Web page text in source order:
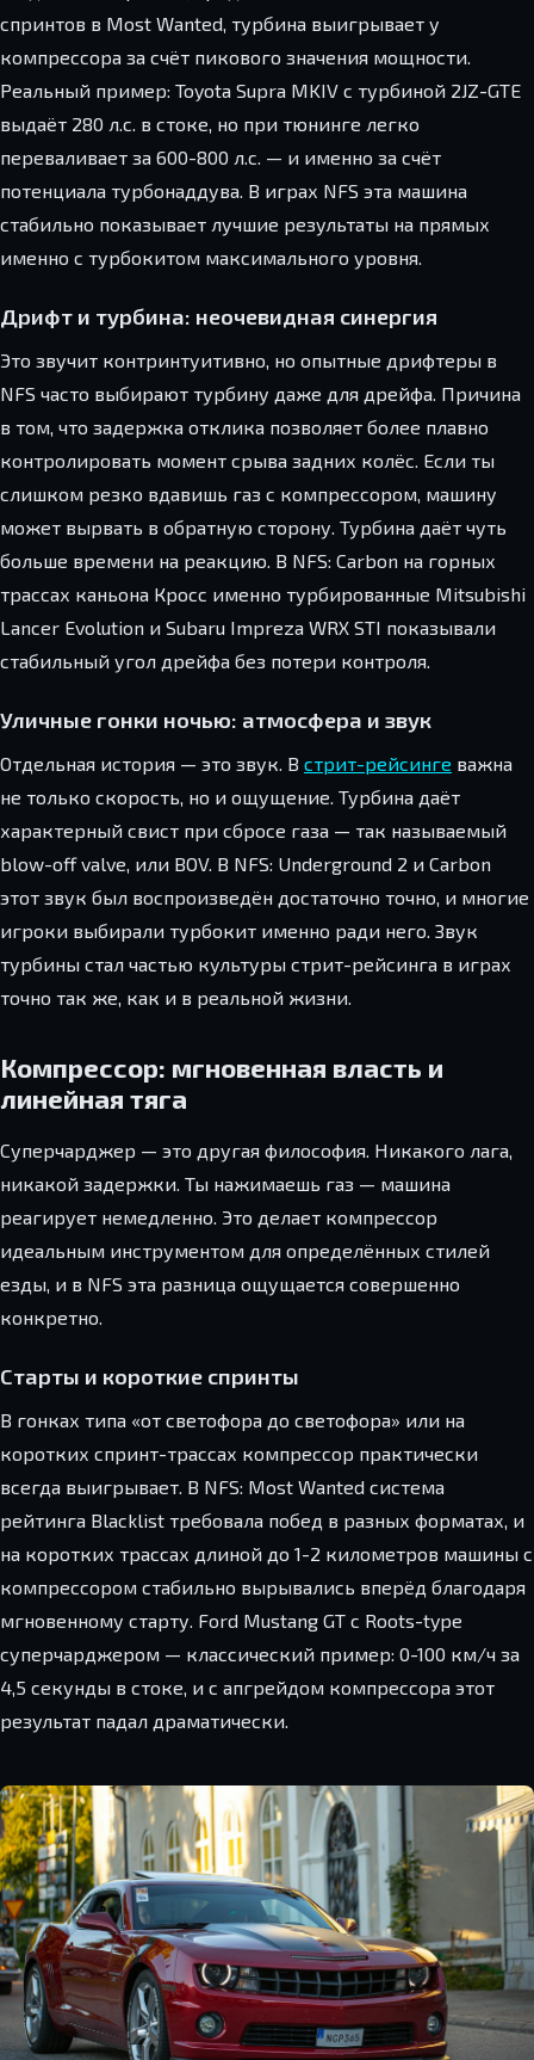
спринтов в Most Wanted, турбина выигрывает у
компрессора за счёт пикового значения мощности.
Реальный пример: Toyota Supra MKIV с турбиной 2JZ-GTE
выдаёт 280 л.с. в стоке, но при тюнинге легко
переваливает за 600-800 л.с. — и именно за счёт
потенциала турбонаддува. В играх NFS эта машина
стабильно показывает лучшие результаты на прямых
именно с турбокитом максимального уровня.
Дрифт и турбина: неочевидная синергия
Это звучит контринтуитивно, но опытные дрифтеры в
NFS часто выбирают турбину даже для дрейфа. Причина
в том, что задержка отклика позволяет более плавно
контролировать момент срыва задних колёс. Если ты
слишком резко вдавишь газ с компрессором, машину
может вырвать в обратную сторону. Турбина даёт чуть
больше времени на реакцию. В NFS: Carbon на горных
трассах каньона Кросс именно турбированные Mitsubishi
Lancer Evolution и Subaru Impreza WRX STI показывали
стабильный угол дрейфа без потери контроля.
Уличные гонки ночью: атмосфера и звук
Отдельная история — это звук. В стрит-рейсинге важна
не только скорость, но и ощущение. Турбина даёт
характерный свист при сбросе газа — так называемый
blow-off valve, или BOV. В NFS: Underground 2 и Carbon
этот звук был воспроизведён достаточно точно, и многие
игроки выбирали турбокит именно ради него. Звук
турбины стал частью культуры стрит-рейсинга в играх
точно так же, как и в реальной жизни.
Компрессор: мгновенная власть и
линейная тяга
Суперчарджер — это другая философия. Никакого лага,
никакой задержки. Ты нажимаешь газ — машина
реагирует немедленно. Это делает компрессор
идеальным инструментом для определённых стилей
езды, и в NFS эта разница ощущается совершенно
конкретно.
Старты и короткие спринты
В гонках типа «от светофора до светофора» или на
коротких спринт-трассах компрессор практически
всегда выигрывает. В NFS: Most Wanted система
рейтинга Blacklist требовала побед в разных форматах, и
на коротких трассах длиной до 1-2 километров машины с
компрессором стабильно вырывались вперёд благодаря
мгновенному старту. Ford Mustang GT с Roots-type
суперчарджером — классический пример: 0-100 км/ч за
4,5 секунды в стоке, и с апгрейдом компрессора этот
результат падал драматически.